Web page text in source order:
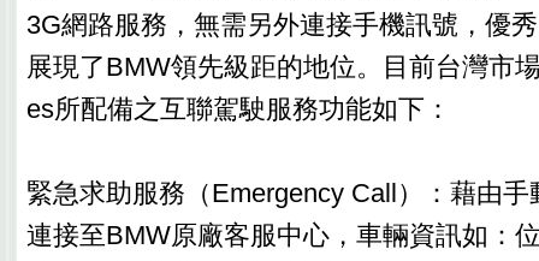
3G網路服務，無需另外連接手機訊號，優
展現了BMW領先級距的地位。目前台灣市
es所配備之互聯駕駛服務功能如下：
緊急求助服務（Emergency Call）：藉由
連接至BMW原廠客服中心，車輛資訊如：